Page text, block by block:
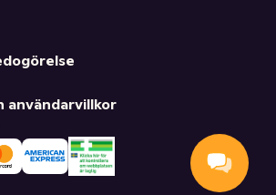
användarvillkor